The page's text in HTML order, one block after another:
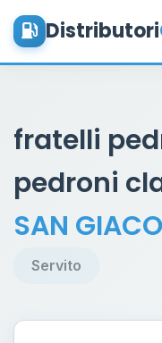
Distributori
fratelli
pedroni
SAN
Servito